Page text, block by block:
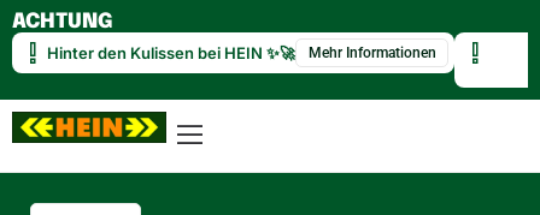
ACHTUNG
Hinter den Kulissen bei HEIN ✨🚀 Mehr Informationen